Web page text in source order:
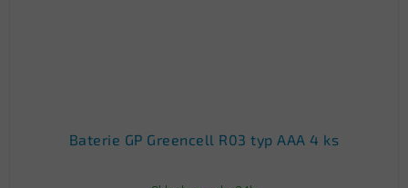
Baterie GP Greencell R03 typ AAA 4 ks